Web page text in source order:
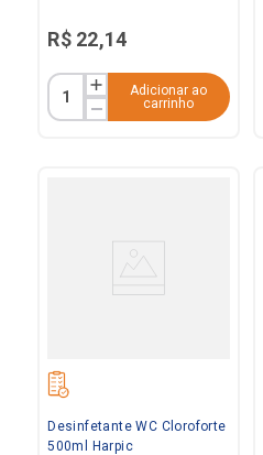
R$ 22,14
Adicionar ao
carrinho
Desinfetante WC Cloroforte
500ml Harpic